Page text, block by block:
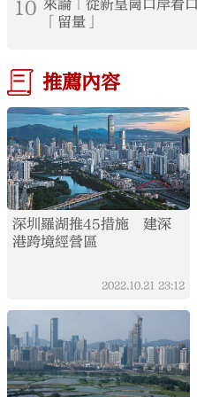
10 來論｜從新皇崗口岸看
「留量」
推薦內容
深圳羅湖推45措施 建深
港跨境經營區
2022.10.21 23:12